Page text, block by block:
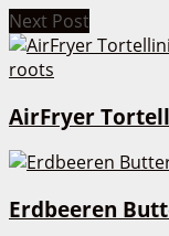
Next Post
AirFryer
Erdbeeren